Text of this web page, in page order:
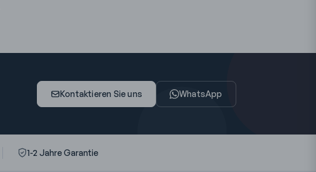
Kontaktieren Sie uns WhatsApp
1-2 Jahre Garantie